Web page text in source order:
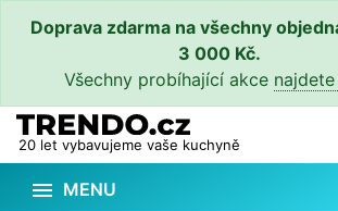
Doprava zdarma na všechny
3 000 Kč.
Všechny probíhající akce
20 let vybavujeme vaše kuchyně
 MENU